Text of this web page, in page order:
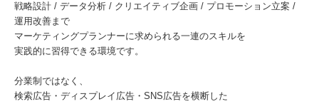
戦略設計 / データ分析 / クリエイティブ企画 / プロモーション立案 /
運用改善まで
マーケティングプランナーに求められる一連のスキルを
実践的に習得できる環境です。
分業制ではなく、
検索広告・ディスプレイ広告・SNS広告を横断した